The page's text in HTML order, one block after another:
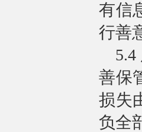
有信
行善
善保
损失
负全